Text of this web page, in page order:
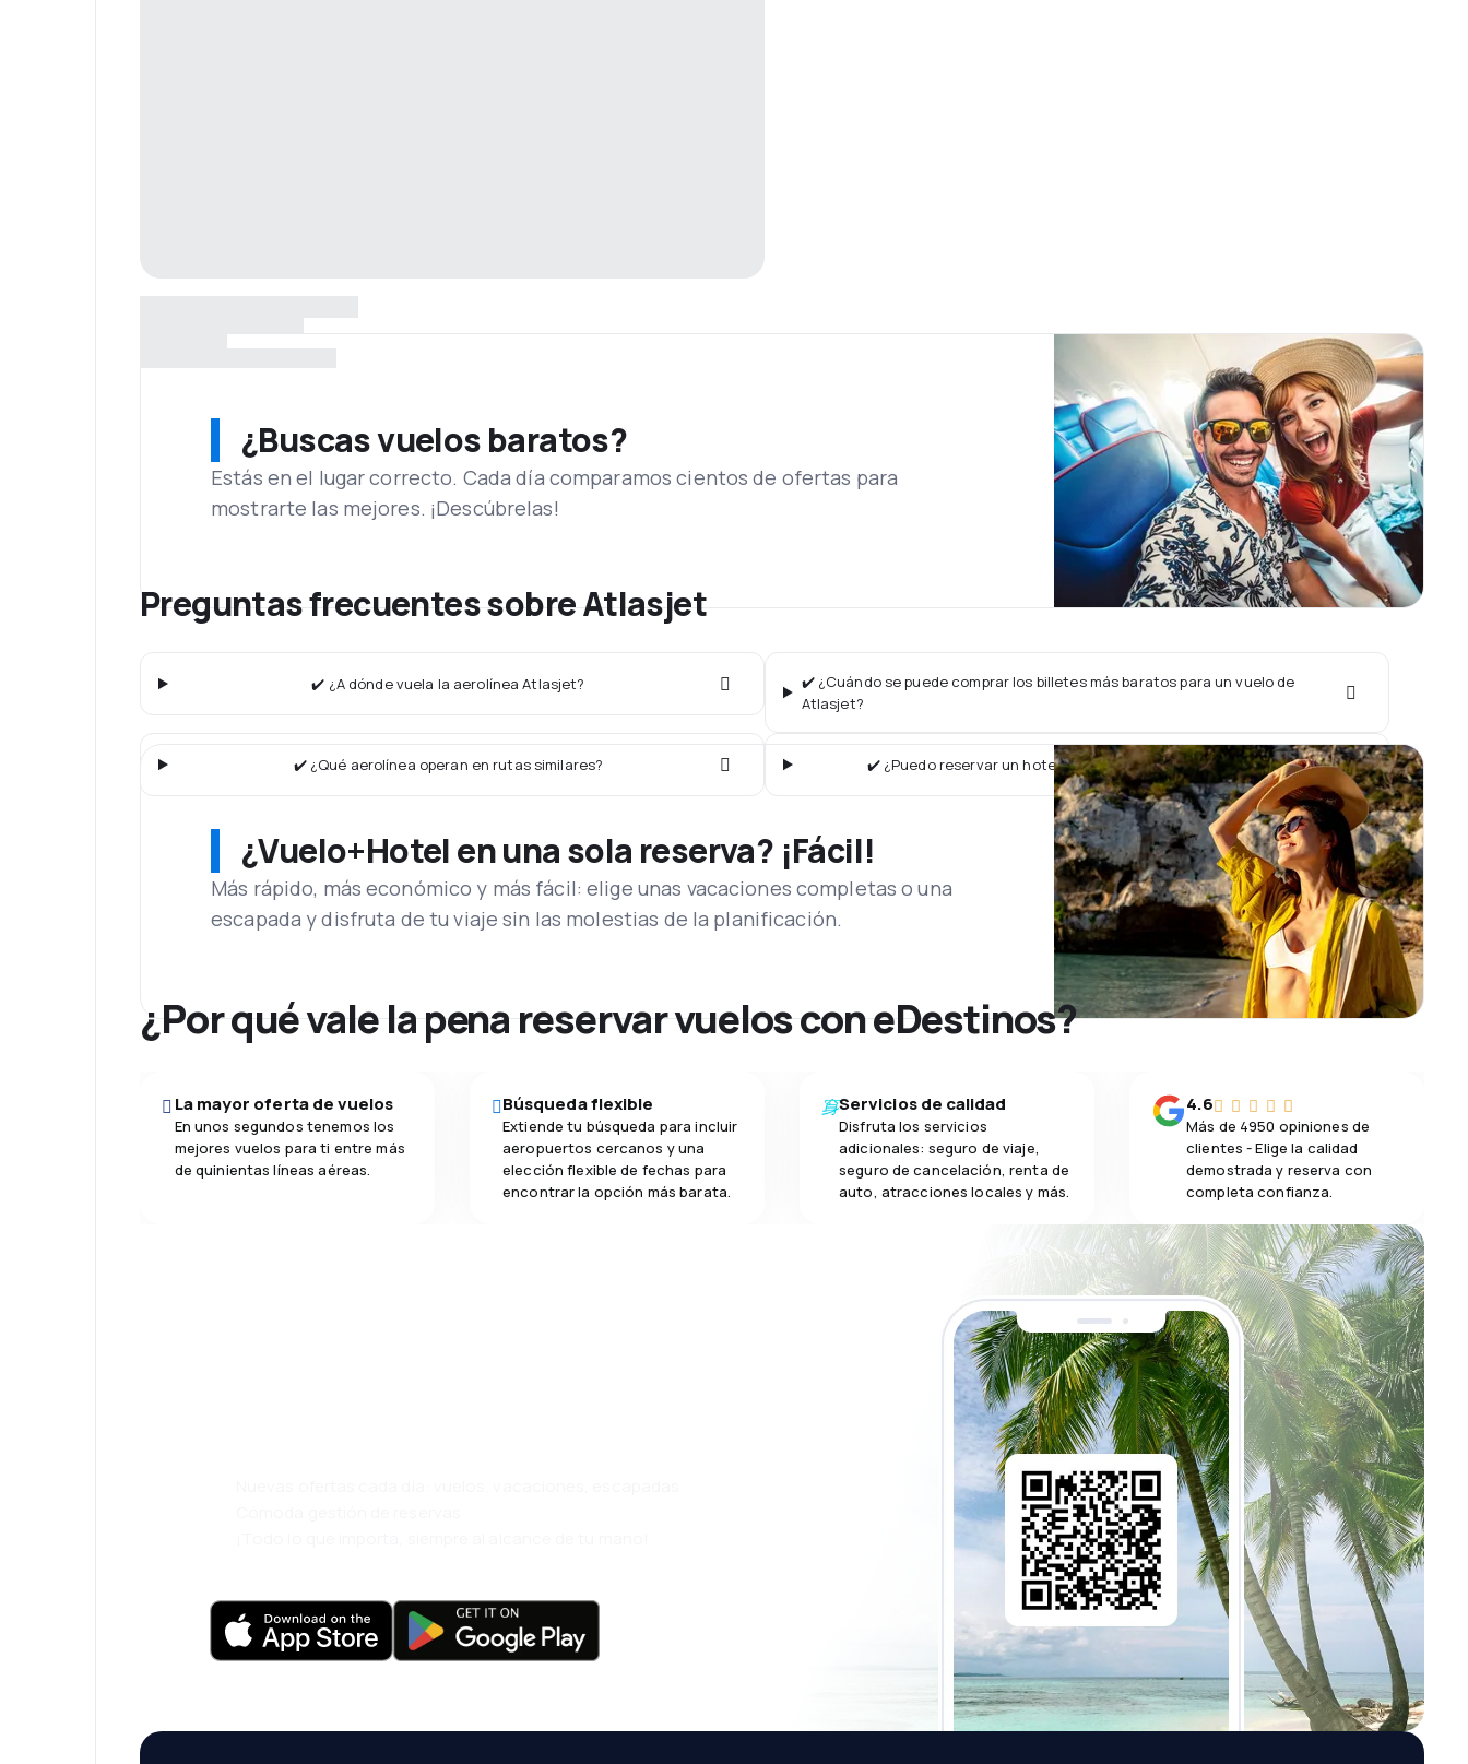
¿Buscas vuelos baratos?
Estás en el lugar correcto. Cada día comparamos cientos de ofertas para
mostrarte las mejores. ¡Descúbrelas!
Preguntas frecuentes sobre Atlasjet
✔️ ¿A dónde vuela la aerolínea Atlasjet?
✔️ ¿Cuándo se puede comprar los billetes más baratos para un vuelo de
Atlasjet?
✔️ ¿Qué aerolínea operan en rutas similares? ✔️ ¿Puedo reservar un hotel junto con un vuelo de Atlasjet?
¿Vuelo+Hotel en una sola reserva? ¡Fácil!
Más rápido, más económico y más fácil: elige unas vacaciones completas o una
escapada y disfruta de tu viaje sin las molestias de la planificación.
¿Por qué vale la pena reservar vuelos con eDestinos?
La mayor oferta de vuelos
En unos segundos tenemos los
mejores vuelos para ti entre más
de quinientas líneas aéreas.
Búsqueda flexible
Extiende tu búsqueda para incluir
aeropuertos cercanos y una
elección flexible de fechas para
encontrar la opción más barata.
Servicios de calidad
Disfruta los servicios
adicionales: seguro de viaje,
seguro de cancelación, renta de
auto, atracciones locales y más.
4.6
Más de 4950 opiniones de
clientes - Elige la calidad
demostrada y reserva con
completa confianza.